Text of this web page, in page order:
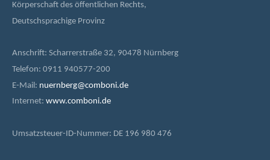
Körperschaft des öffentlichen Rechts,
Deutschsprachige Provinz
Anschrift: Scharrerstraße 32, 90478 Nürnberg
Telefon: 0911 940577-200
E-Mail: nuernberg@comboni.de
Internet: www.comboni.de
Umsatzsteuer-ID-Nummer: DE 196 980 476